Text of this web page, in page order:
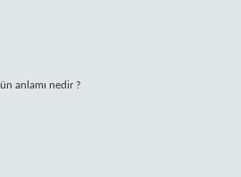
anlamı nedir ?